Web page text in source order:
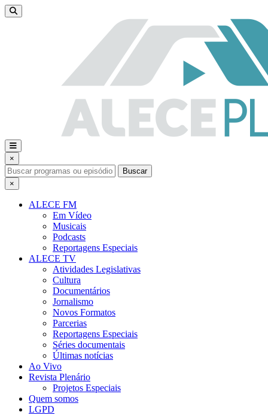
×
Buscar
×
ALECE FM
Em Vídeo
Musicais
Podcasts
Reportagens Especiais
ALECE TV
Atividades Legislativas
Cultura
Documentários
Jornalismo
Novos Formatos
Parcerias
Reportagens Especiais
Séries documentais
Últimas notícias
Ao Vivo
Revista Plenário
Projetos Especiais
Quem somos
LGPD